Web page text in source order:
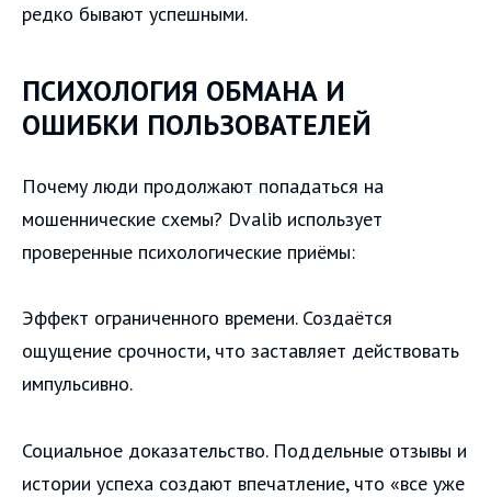
редко бывают успешными.
ПСИХОЛОГИЯ ОБМАНА И
ОШИБКИ ПОЛЬЗОВАТЕЛЕЙ
Почему люди продолжают попадаться на
мошеннические схемы? Dvalib использует
проверенные психологические приёмы:
Эффект ограниченного времени. Создаётся
ощущение срочности, что заставляет действовать
импульсивно.
Социальное доказательство. Поддельные отзывы и
истории успеха создают впечатление, что «все уже